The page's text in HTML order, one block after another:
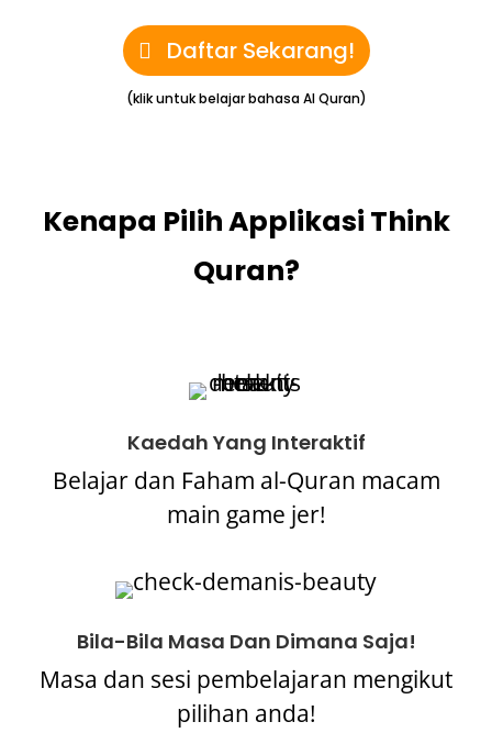
Daftar Sekarang!
(klik untuk belajar bahasa Al Quran)
Kenapa Pilih Applikasi Think
Quran?
Kaedah Yang Interaktif
Belajar dan Faham al-Quran macam
main game jer!
Bila-Bila Masa Dan Dimana Saja!
Masa dan sesi pembelajaran mengikut
pilihan anda!